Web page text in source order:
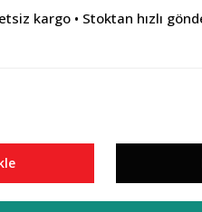
kargo • Stoktan hızlı